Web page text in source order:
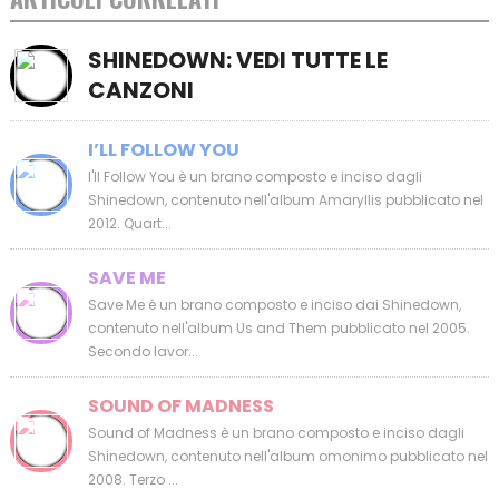
SHINEDOWN: VEDI TUTTE LE
CANZONI
I’LL FOLLOW YOU
I'll Follow You è un brano composto e inciso dagli
Shinedown, contenuto nell'album Amaryllis pubblicato nel
2012. Quart...
SAVE ME
Save Me è un brano composto e inciso dai Shinedown,
contenuto nell'album Us and Them pubblicato nel 2005.
Secondo lavor...
SOUND OF MADNESS
Sound of Madness è un brano composto e inciso dagli
Shinedown, contenuto nell'album omonimo pubblicato nel
2008. Terzo ...